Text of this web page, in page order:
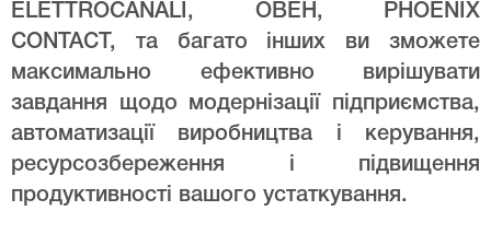
ELETTROCANALI, ОВЕН, PHOENIX
CONTACT, та багато інших ви зможете
максимально ефективно вирішувати
завдання щодо модернізації підприємства,
автоматизації виробництва і керування,
ресурсозбереження і підвищення
продуктивності вашого устаткування.